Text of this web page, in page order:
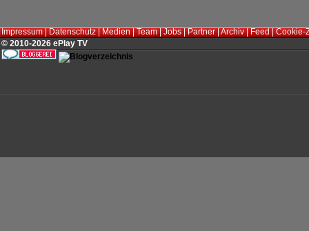
Impressum|Datenschutz|Medien|Team|Jobs|Partner|Archiv|Feed|Cookie-
© 2010-2026 ePlay TV